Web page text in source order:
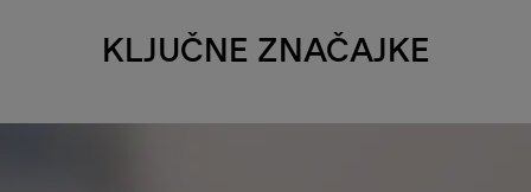
KLJUČNE ZNAČAJKE